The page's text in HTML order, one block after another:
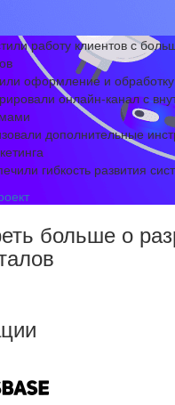
работу клиентов с
оформление и обработку
онлайн-канал с
дополнительные
гибкость развития
больше о